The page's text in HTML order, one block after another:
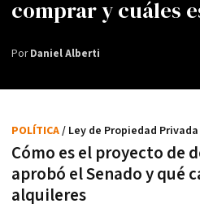
comprar y cuáles
PorDaniel Alberti
Cómo es el proyecto de
aprobó el Senado y qué
alquileres
POLÍTICA/ Ley de Propiedad Privada